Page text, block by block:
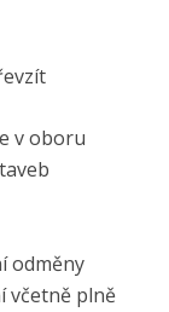
v oboru
odměny
včetně plně